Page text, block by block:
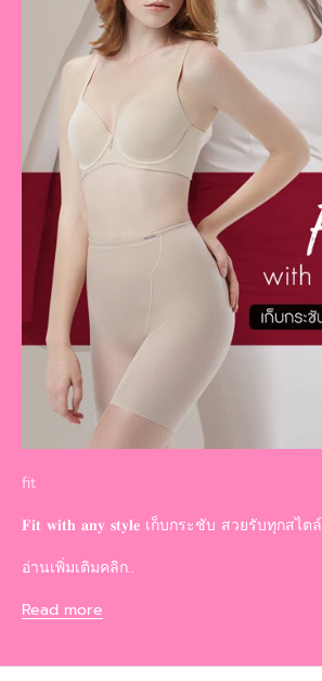
fit
𝐅𝐢𝐭 𝐰𝐢𝐭𝐡 𝐚𝐧𝐲 𝐬𝐭𝐲𝐥𝐞 เก็บกระชับ สวยรับทุกสไตล์
อ่านเพิ่มเติมคลิก..
Read more